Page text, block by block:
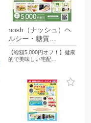
nosh（ナッシュ）ヘ
ルシー・糖質…
【総額5,000円オフ！】健康
的で美味しい宅配…